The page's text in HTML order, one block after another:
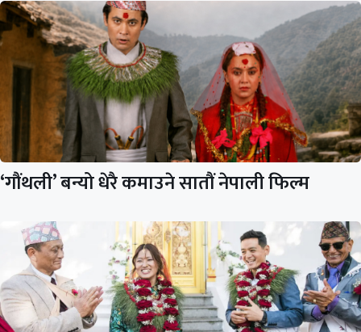
‘गौंथली’ बन्यो धेरै कमाउने सातौं नेपाली फिल्म